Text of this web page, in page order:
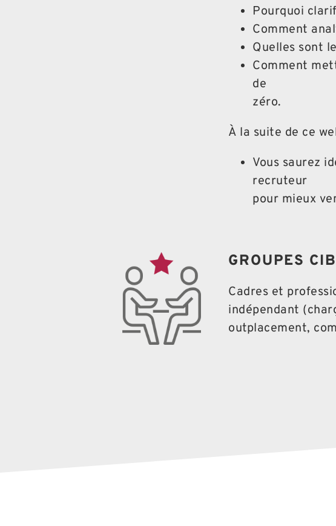
Pourquoi
Comment
Quelles sont
Comment
de
zéro.
À la suite de ce
Vous saurez
recruteur
pour mieux
GROUPES
Cadres et
indépendant
outplacement,